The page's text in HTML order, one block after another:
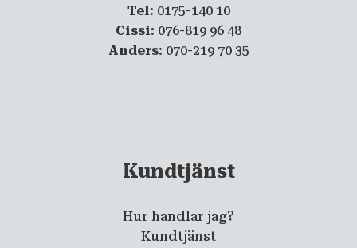
Tel: 0175-140 10
Cissi: 076-819 96 48
Anders: 070-219 70 35
Kundtjänst
Hur handlar jag?
Kundtjänst